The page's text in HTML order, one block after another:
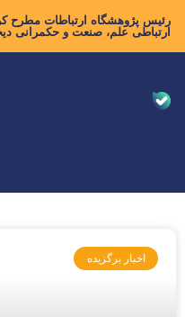
رئیس پژوهشگاه ارتباطات مطرح
ارتباطی علم، صنعت و حکمرانی
اخبار برگزیده